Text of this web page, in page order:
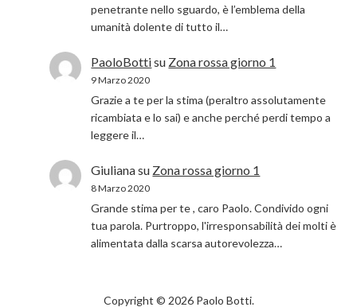
penetrante nello sguardo, è l’emblema della
umanità dolente di tutto il…
PaoloBottisu Zona rossa giorno 1
9 Marzo 2020
Grazie a te per la stima (peraltro assolutamente
ricambiata e lo sai) e anche perché perdi tempo a
leggere il…
Giulianasu Zona rossa giorno 1
8 Marzo 2020
Grande stima per te , caro Paolo. Condivido ogni
tua parola. Purtroppo, l'irresponsabilità dei molti è
alimentata dalla scarsa autorevolezza…
Copyright © 2026 Paolo Botti.